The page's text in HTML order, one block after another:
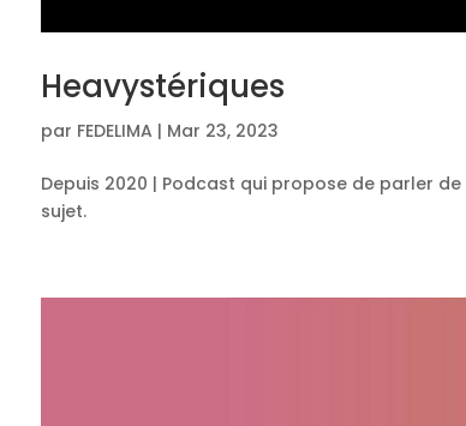
Heavystériques
par FEDELIMA | Mar 23, 2023
Depuis 2020 | Podcast qui propose de parler
sujet.